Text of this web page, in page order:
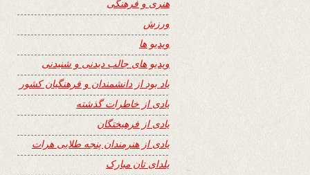
هنری و فرهنگی
ورزش
ویدیو ها
ویدیو های جالب دیدنی و شنیدنی
یاد بود از دانشمندان و فرهنگیان کشور
یادی از خاطرات گذشته
یادی از فرهیختگان
یادی از هنرمندان پنجه طلایی هرات
یلدای تان مبارک